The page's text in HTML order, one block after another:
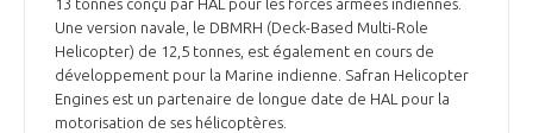
INNOVATION
INTERNATIONALISATION
Une version navale, le DBMRH (Deck-Based Multi-Role
Helicopter) de 12,5 tonnes, est également en cours de
développement pour la Marine indienne. Safran Helicopter
Engines est un partenaire de longue date de HAL pour la
motorisation de ses hélicoptères.